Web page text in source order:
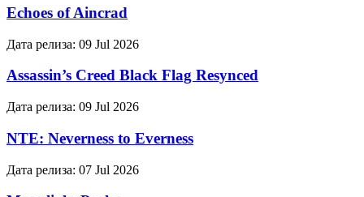
Echoes of Aincrad
Дата релиза: 09 Jul 2026
Assassin’s Creed Black Flag Resynced
Дата релиза: 09 Jul 2026
NTE: Neverness to Everness
Дата релиза: 07 Jul 2026